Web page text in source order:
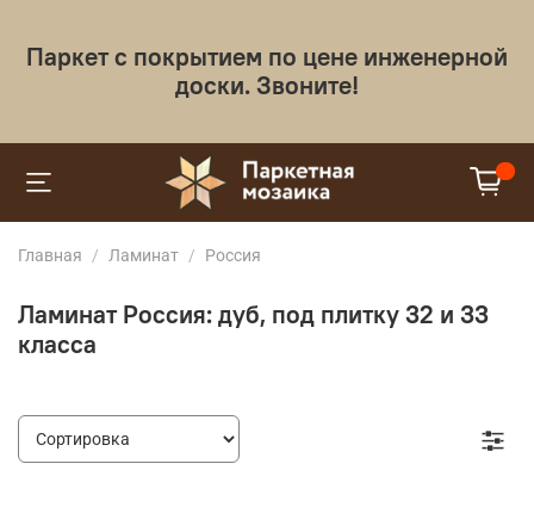
Паркет с покрытием по цене инженерной
доски. Звоните!
Главная Ламинат Россия
Ламинат Россия: дуб, под плитку 32 и 33
класса